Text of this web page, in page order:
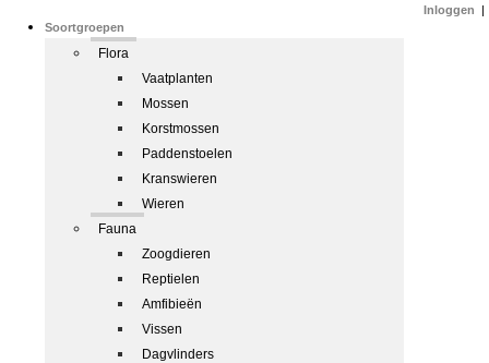
Soortgroepen
Flora
Vaatplanten
Mossen
Korstmossen
Paddenstoelen
Kranswieren
Wieren
Fauna
Zoogdieren
Reptielen
Amfibieën
Vissen
Dagvlinders
Inloggen |